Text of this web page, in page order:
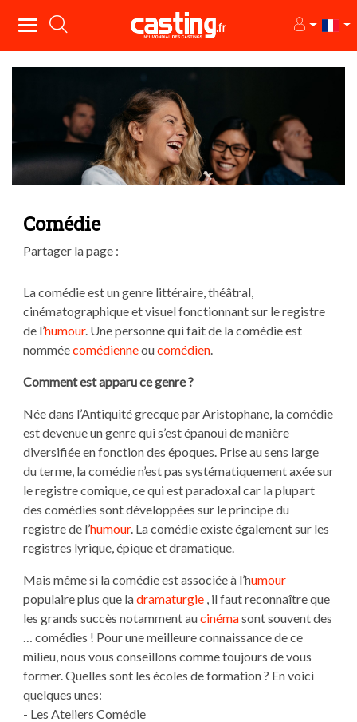
Comédie
Partager la page :
La comédie est un genre littéraire, théâtral,
cinématographique et visuel fonctionnant sur le registre
de l’humour. Une personne qui fait de la comédie est
nomméecomédienneoucomédien
Comment est apparu ce genre ?
Née dans l’Antiquité grecque par Aristophane, la comédie
est devenue un genre qui s’est épanoui de manière
diversifiée en fonction des époques. Prise au sens large
du terme, la comédie n’est pas systématiquement axée sur
le registre comique, ce qui est paradoxal car la plupart
des comédies sont développées sur le principe du
registre de l’humour. La comédie existe également sur les
registres lyrique, épique et dramatique.
Mais même si la comédie est associée à l’humour
populaire plus que ladramaturgie , il faut reconnaître que
les grands succès notamment aucinémasont souvent des
… comédies ! Pour une meilleure connaissance de ce
milieu, nous vous conseillons comme toujours de vous
former. Quelles sont les écoles de formation ? En voici
quelques unes:
- Les Ateliers Comédie